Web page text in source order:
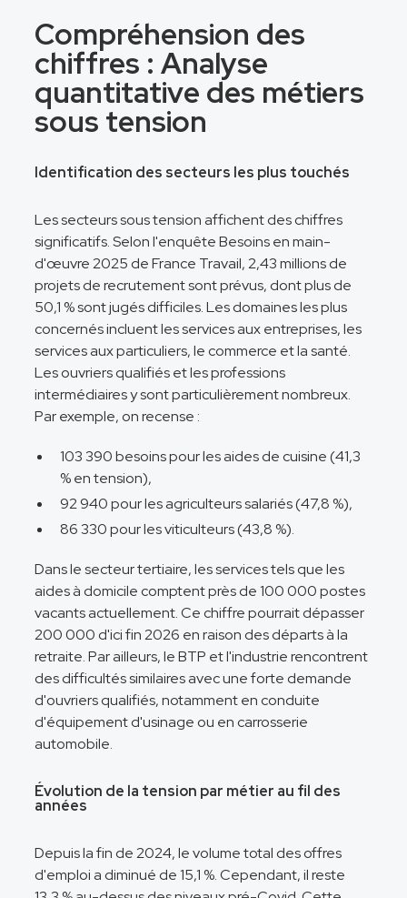
Compréhension des
chiffres : Analyse
quantitative des métiers
sous tension
Identification des secteurs les plus touchés
Les secteurs sous tension affichent des chiffres
significatifs. Selon l'enquête Besoins en main-
d'œuvre 2025 de France Travail, 2,43 millions de
projets de recrutement sont prévus, dont plus de
50,1 % sont jugés difficiles. Les domaines les plus
concernés incluent les services aux entreprises, les
services aux particuliers, le commerce et la santé.
Les ouvriers qualifiés et les professions
intermédiaires y sont particulièrement nombreux.
Par exemple, on recense :
103 390 besoins pour les aides de cuisine (41,3
% en tension),
92 940 pour les agriculteurs salariés (47,8 %),
86 330 pour les viticulteurs (43,8 %).
Dans le secteur tertiaire, les services tels que les
aides à domicile comptent près de 100 000 postes
vacants actuellement. Ce chiffre pourrait dépasser
200 000 d'ici fin 2026 en raison des départs à la
retraite. Par ailleurs, le BTP et l'industrie rencontrent
des difficultés similaires avec une forte demande
d'ouvriers qualifiés, notamment en conduite
d'équipement d'usinage ou en carrosserie
automobile.
Évolution de la tension par métier au fil des
années
Depuis la fin de 2024, le volume total des offres
d'emploi a diminué de 15,1 %. Cependant, il reste